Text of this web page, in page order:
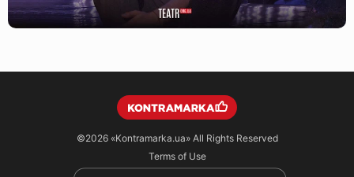
©2026 «Kontramarka.ua»All Rights Reserved
Terms of Use